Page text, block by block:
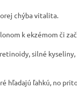
chýba vitalita.
k ekzémom či
silné
hľadajú ľahkú, no